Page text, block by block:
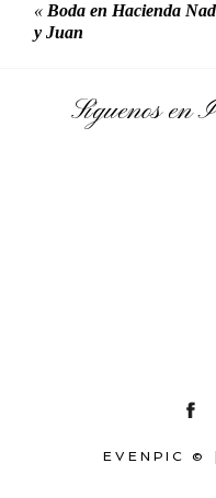
« Boda en Hacienda
y Juan
Síguenos en
EVENPIC ©